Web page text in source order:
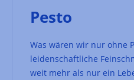
Pesto
Was wären wir nur ohne
leidenschaftliche
weit mehr als nur ein